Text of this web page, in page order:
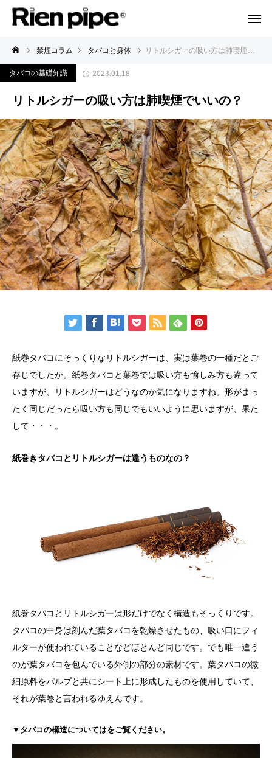
禁煙コラム タバコと身体 リトルシガーの吸い方は肺喫煙でいいの？
タバコの基礎知識 2023.01.18
リトルシガーの吸い方は肺喫煙でいいの？
紙巻タバコにそっくりなリトルシガーは、実は葉巻の一種だとご
存じでしたか。紙巻タバコと葉巻では吸い方も愉しみ方も違って
いますが、リトルシガーはどうなのか気になりますね。形がまっ
たく同じだったら吸い方も同じでもいいように思いますが、果た
して・・・。
紙巻きタバコとリトルシガーは違うものなの？
紙巻タバコとリトルシガーは形だけでなく構造もそっくりです。
タバコの中身は刻んだ葉タバコを乾燥させたもの、吸い口にフィ
ルターが使われていることなどほとんど同じです。でも唯一違う
のが葉タバコを包んでいる外側の部分の素材です。葉タバコの微
細原料をパルプと共にシート上に形成したものを使用していて、
それが葉巻と言われるゆえんです。
▼タバコの構造についてはをご覧ください。